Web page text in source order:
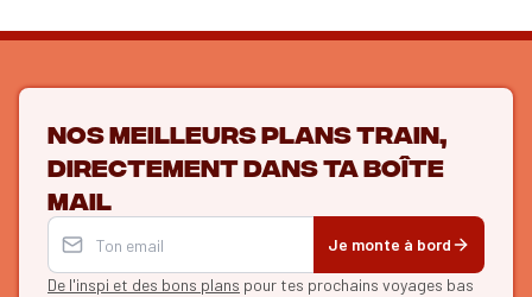
Nos meilleurs plans train,
directement dans ta boîte
mail
Je monte à bord
De l'inspi et des bons plans pour tes prochains voyages bas